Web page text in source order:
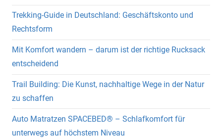
Trekking-Guide in Deutschland: Geschäftskonto und
Rechtsform
Mit Komfort wandern – darum ist der richtige Rucksack
entscheidend
Trail Building: Die Kunst, nachhaltige Wege in der Natur
zu schaffen
Auto Matratzen SPACEBED® – Schlafkomfort für
unterwegs auf höchstem Niveau